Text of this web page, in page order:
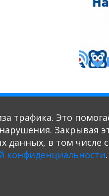
© 2020-2026. Разработка
Все права защищены
трафика. Это
Закрывая
данных, в том числе
конфиденциальности.